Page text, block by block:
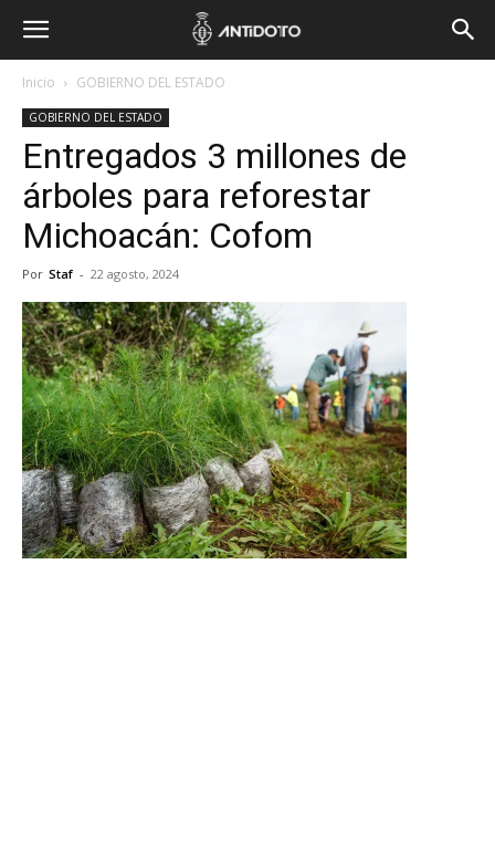
Inicio GOBIERNO DEL ESTADO
GOBIERNO DEL ESTADO
Entregados 3 millones de
árboles para reforestar
Michoacán: Cofom
Por Staf - 22 agosto, 2024